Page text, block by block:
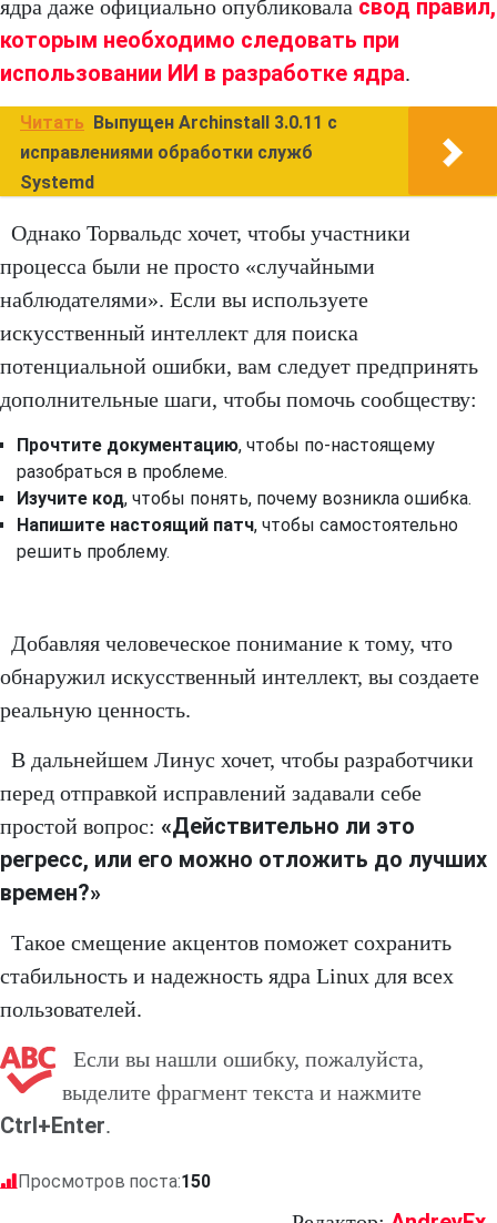
ядра даже официально опубликовала свод правил,
которым необходимо следовать при
использовании ИИ в разработке ядра.
Читать
Выпущен Archinstall 3.0.11 с
исправлениями обработки служб
Systemd
Однако Торвальдс хочет, чтобы участники
процесса были не просто «случайными
наблюдателями». Если вы используете
искусственный интеллект для поиска
потенциальной ошибки, вам следует предпринять
дополнительные шаги, чтобы помочь сообществу:
Прочтите документацию, чтобы по-настоящему
разобраться в проблеме.
Изучите код, чтобы понять, почему возникла ошибка.
Напишите настоящий патч, чтобы самостоятельно
решить проблему.
Добавляя человеческое понимание к тому, что
обнаружил искусственный интеллект, вы создаете
реальную ценность.
В дальнейшем Линус хочет, чтобы разработчики
перед отправкой исправлений задавали себе
простой вопрос: «Действительно ли это
регресс, или его можно отложить до лучших
времен?»
Такое смещение акцентов поможет сохранить
стабильность и надежность ядра Linux для всех
пользователей.
Если вы нашли ошибку, пожалуйста,
выделите фрагмент текста и нажмите
Ctrl+Enter.
Просмотров поста:150